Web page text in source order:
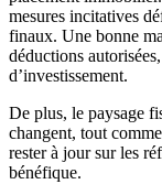
mesures incitatives
finaux. Une bonne
déductions
d’investissement.
De plus, le paysage
changent, tout
rester à jour sur les
bénéfique.